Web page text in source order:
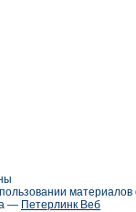
— Петерлинк Веб